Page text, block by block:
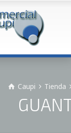
Caupi Tienda